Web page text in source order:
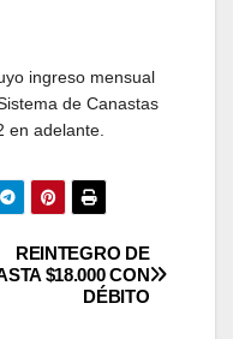
ingreso mensual
de Canastas
en adelante.
REINTEGRO DE
$18.000 CON
DÉBITO